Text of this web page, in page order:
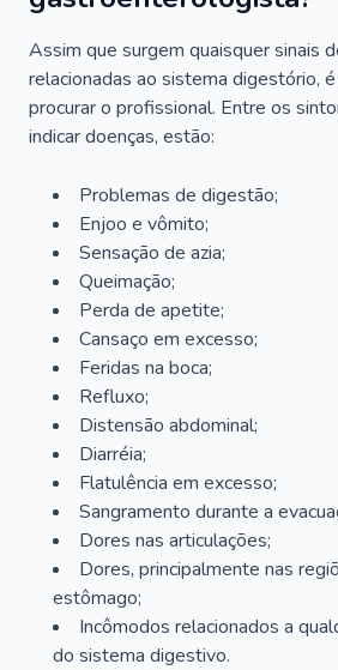
Assim que surgem quaisquer sinais
relacionadas ao sistema digestório,
procurar o profissional. Entre os
indicar doenças, estão:
Problemas de digestão;
Enjoo e vômito;
Sensação de azia;
Queimação;
Perda de apetite;
Cansaço em excesso;
Feridas na boca;
Refluxo;
Distensão abdominal;
Diarréia;
Flatulência em excesso;
Sangramento durante a
Dores nas articulações;
Dores, principalmente nas
estômago;
Incômodos relacionados a
do sistema digestivo.